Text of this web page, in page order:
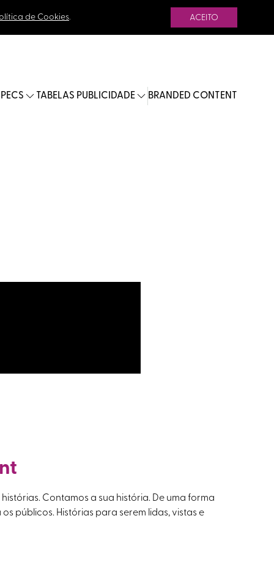
de Cookies. ACEITO
TABELAS PUBLICIDADE BRANDED CONTENT
Contamos a sua história. De uma forma
públicos. Histórias para serem lidas, vistas e